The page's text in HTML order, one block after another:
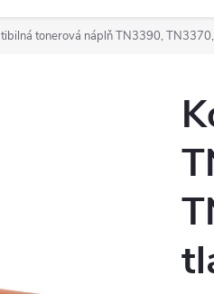
tonerová náplň TN3390,